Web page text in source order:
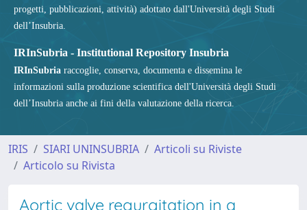
progetti, pubblicazioni, attività) adottato dall'Università degli Studi
dell’Insubria.
IRInSubria - Institutional Repository Insubria
IRInSubria raccoglie, conserva, documenta e dissemina le
informazioni sulla produzione scientifica dell'Università degli Studi
dell’Insubria anche ai fini della valutazione della ricerca.
IRIS SIARI UNINSUBRIA
Articoli su Riviste
Articolo su Rivista
Aortic valve regurgitation in a